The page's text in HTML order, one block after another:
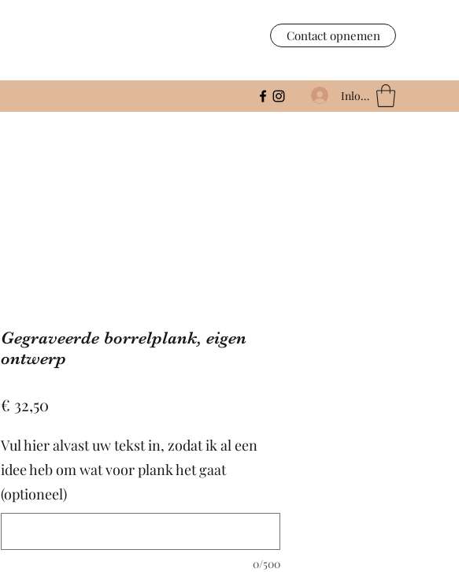
Contact opnemen
Inloggen
Gegraveerde borrelplank, eigen
ontwerp
€ 32,50
Vul hier alvast uw tekst in, zodat ik al een
idee heb om wat voor plank het gaat
(optioneel)
0/500